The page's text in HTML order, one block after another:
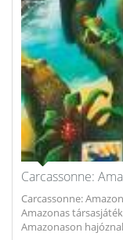
Carcassonne:
Carcassonne:
Amazonas
Amazonason